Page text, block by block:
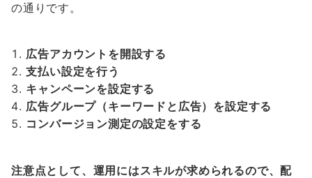
の通りです。
広告アカウントを開設する
支払い設定を行う
キャンペーンを設定する
広告グループ（キーワードと広告）を設定する
コンバージョン測定の設定をする
注意点として、運用にはスキルが求められるので、配